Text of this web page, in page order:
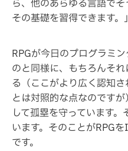
ら、他のあらゆる言語で
その基礎を習得できます。」
RPGが今日のプログラミ
のと同様に、もちろんそ
る（ここがより広く認知
とは対照的な点なのです
して孤塁を守っています
います。そのことがRPG
です。